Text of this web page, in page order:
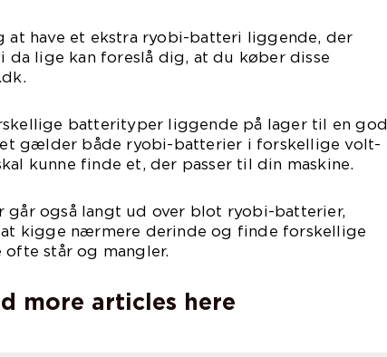
at have et ekstra ryobi-batteri liggende, der
da lige kan foreslå dig, at du køber disse
batterityper liggende på lager til en god
gælder både ryobi-batterier i forskellige volt-
kunne finde et, der passer til din maskine.
går også langt ud over blot ryobi-batterier,
kigge nærmere derinde og finde forskellige
ofte står og mangler.
more articles here